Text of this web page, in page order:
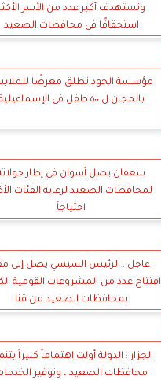
وتستهدف أكبر عدد من الأسر الأكثر
استحقاقًا في محافظات الصعيد
مؤسسة الجود تطلق معرضًا
بالمجان ل ٥٠٠ طفل في الإسماعيلية
سعفان يصل أسوان في إطار
لمحافظات الصعيد لرعاية الفئات
احتياجاً
عاجل : الرئيس السيسي يصل إلى
افتتاح عدد من المشروعات القومية
بمحافظات الصعيد من قنا
الجزار : الدولة أولت اهتماماً كبيراً
محافظات الصعيد ، وتوفير